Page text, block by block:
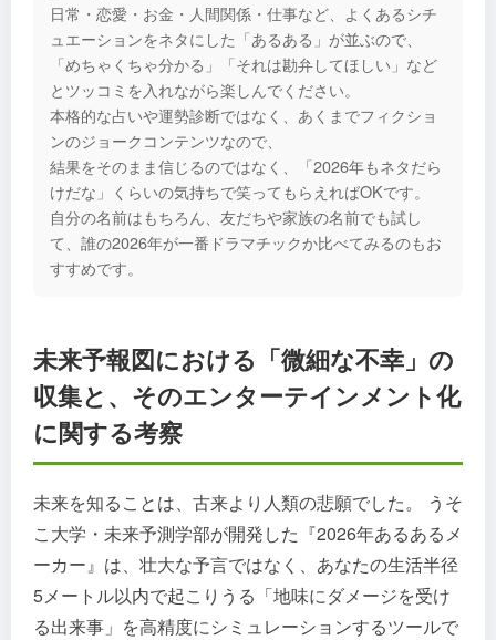
日常・恋愛・お金・人間関係・仕事など、よくあるシチ
ュエーションをネタにした「あるある」が並ぶので、
「めちゃくちゃ分かる」「それは勘弁してほしい」など
とツッコミを入れながら楽しんでください。
本格的な占いや運勢診断ではなく、あくまでフィクショ
ンのジョークコンテンツなので、
結果をそのまま信じるのではなく、「2026年もネタだら
けだな」くらいの気持ちで笑ってもらえればOKです。
自分の名前はもちろん、友だちや家族の名前でも試し
て、誰の2026年が一番ドラマチックか比べてみるのもお
すすめです。
未来予報図における「微細な不幸」の
収集と、そのエンターテインメント化
に関する考察
未来を知ることは、古来より人類の悲願でした。 うそ
こ大学・未来予測学部が開発した『2026年あるあるメ
ーカー』は、壮大な予言ではなく、あなたの生活半径
5メートル以内で起こりうる「地味にダメージを受け
る出来事」を高精度にシミュレーションするツールで